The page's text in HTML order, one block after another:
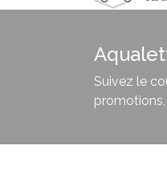
Suivez le